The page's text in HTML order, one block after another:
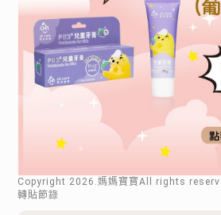
Copyright 2026 .媽媽寶寶All rights
轉貼節錄